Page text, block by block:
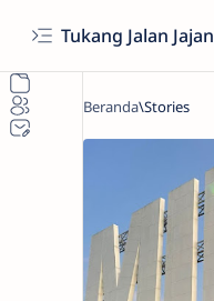
Tukang Jalan Jajan